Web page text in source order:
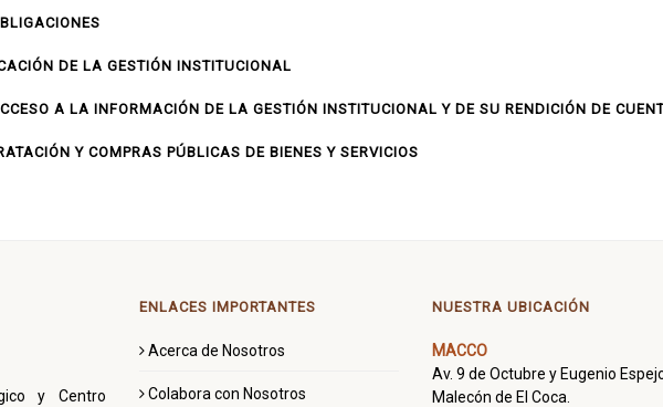
DE LA GESTIÓN INSTITUCIONAL
A LA INFORMACIÓN DE LA GESTIÓN INSTITUCIONAL Y DE SU RENDICIÓN DE
Y COMPRAS PÚBLICAS DE BIENES Y SERVICIOS
y Centro
ENLACES IMPORTANTES
Acerca de Nosotros
Colabora con Nosotros
NUESTRA UBICACIÓN
MACCO
Av. 9 de Octubre y Eugenio
Malecón de El Coca.